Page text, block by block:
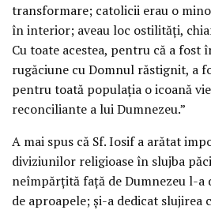
transformare; catolicii erau o
în interior; aveau loc ostilităţi,
Cu toate acestea, pentru că a
rugăciune cu Domnul răstignit, a
pentru toată populaţia o icoană
reconciliante a lui Dumnezeu.”
A mai spus că Sf. Iosif a arătat
diviziunilor religioase în slujba
neîmpărţită faţă de Dumnezeu l-a
de aproapele; şi-a dedicat slujirea